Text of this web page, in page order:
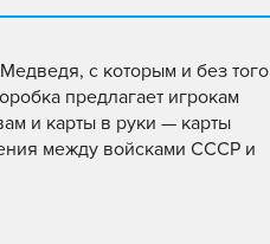
с которым и без того
предлагает игрокам
и карты в руки — карты
между войсками СССР и